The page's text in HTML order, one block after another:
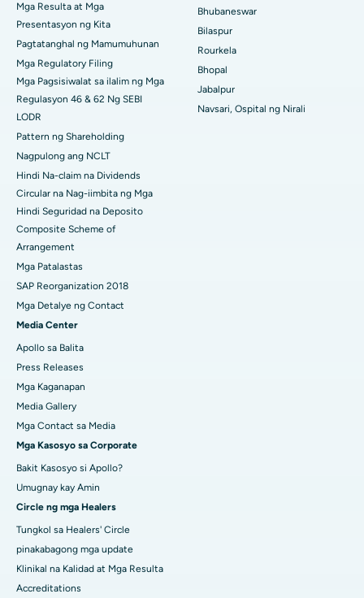
Pinakamahusay na Ospital sa Sektor-19, Rourkela
Pinakamahusay na Ospital sa Swargate, Pune
Pinakamahusay na Ospital ng Kanser ng Kababaihan sa Timog
Delhi
Mga Resulta at Mga
Presentasyon ng Kita
Pagtatanghal ng Mamumuhunan
Mga Regulatory Filing
Mga Pagsisiwalat sa ilalim ng Mga
Regulasyon 46 & 62 Ng SEBI
LODR
Pattern ng Shareholding
Nagpulong ang NCLT
Hindi Na-claim na Dividends
Circular na Nag-iimbita ng Mga
Hindi Seguridad na Deposito
Composite Scheme of
Arrangement
Mga Patalastas
SAP Reorganization 2018
Mga Detalye ng Contact
Media Center
Apollo sa Balita
Press Releases
Mga Kaganapan
Media Gallery
Mga Contact sa Media
Mga Kasosyo sa Corporate
Bakit Kasosyo si Apollo?
Umugnay kay Amin
Circle ng mga Healers
Tungkol sa Healers' Circle
pinakabagong mga update
Klinikal na Kalidad at Mga Resulta
Accreditations
Bhubaneswar
Bilaspur
Rourkela
Bhopal
Jabalpur
Navsari, Ospital ng Nirali